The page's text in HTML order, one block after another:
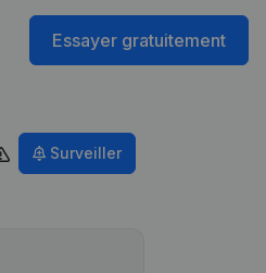
Essayer gratuitement
Surveiller